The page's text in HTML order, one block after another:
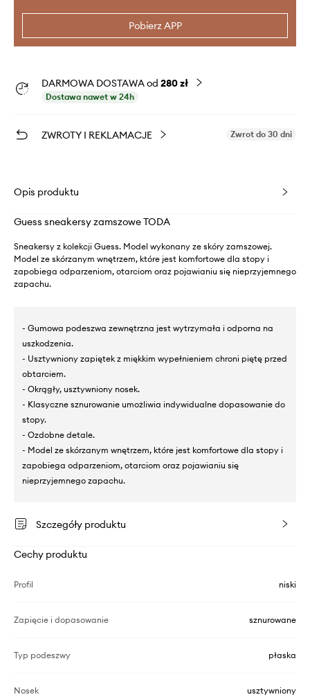
Pobierz APP
DARMOWA DOSTAWA od 280 zł
Dostawa nawet w 24h
ZWROTY I REKLAMACJE Zwrot do 30 dni
Opis produktu
Guess sneakersy zamszowe TODA
Sneakersy z kolekcji Guess. Model wykonany ze skóry zamszowej.
Model ze skórzanym wnętrzem, które jest komfortowe dla stopy i
zapobiega odparzeniom, otarciom oraz pojawianiu się nieprzyjemnego
zapachu.
- Gumowa podeszwa zewnętrzna jest wytrzymała i odporna na
uszkodzenia.
- Usztywniony zapiętek z miękkim wypełnieniem chroni piętę przed
obtarciem.
- Okrągły, usztywniony nosek.
- Klasyczne sznurowanie umożliwia indywidualne dopasowanie do
stopy.
- Ozdobne detale.
- Model ze skórzanym wnętrzem, które jest komfortowe dla stopy i
zapobiega odparzeniom, otarciom oraz pojawianiu się
nieprzyjemnego zapachu.
Szczegóły produktu
Cechy produktu
Profil niski
Zapięcie i dopasowanie sznurowane
Typ podeszwy płaska
Nosek usztywniony